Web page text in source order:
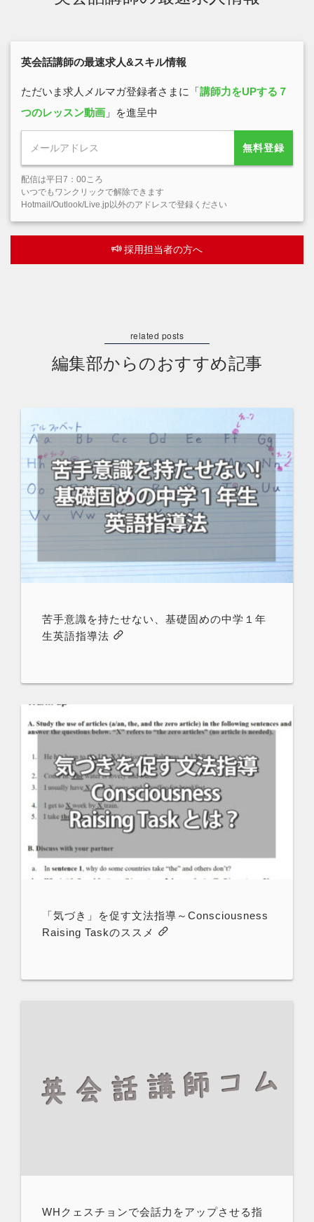
英会話講師の最速求人&スキル情報
ただいま求人メルマガ登録者さまに「講師力をUPする７
つのレッスン動画 」を進呈中
無料登録
配信は平日7：00ころ
いつでもワンクリックで解除できます
Hotmail/Outlook/Live.jp以外のアドレスで登録ください
採用担当者の方へ
編集部からのおすすめ記事
苦手意識を持たせない、基礎固めの中学１年
生英語指導法
「気づき」を促す文法指導～Consciousness
Raising Taskのススメ
WHクェスチョンで会話力をアップさせる指